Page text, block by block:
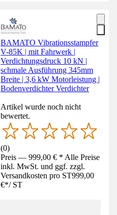
BAMATO Vibrationsstampfer
V-85K | mit Fahrwerk |
Verdichtungsdruck 10 kN |
schmale Ausführung 345mm
Breite | 3,6 kW Motorleistung |
Bodenverdichter Verdichter
Artikel wurde noch nicht
bewertet.
(0)
Preis — 999,00 € * Alle Preise
inkl. MwSt. und ggf. zzgl.
Versandkosten pro ST999,00
€*/ ST